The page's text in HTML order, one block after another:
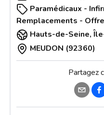
Paramédicaux -
Remplacements -
Hauts-de-Seine,
MEUDON (92360)
Partagez